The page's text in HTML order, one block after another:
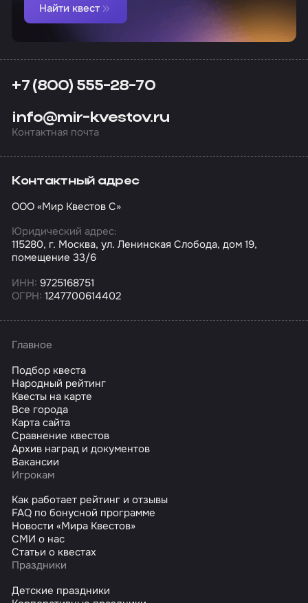
Найти квест
+7 (800) 555-28-70
info@mir-kvestov.ru
Контактная почта
Контактный адрес
ООО «Мир Квестов С»
Юридический адрес:
115280, г. Москва, ул. Ленинская Слобода, дом 19,
помещение 33/6
ИНН: 9725168751
ОГРН: 1247700614402
Главное
Подбор квеста
Народный рейтинг
Квесты на карте
Все города
Карта сайта
Сравнение квестов
Архив наград и документов
Вакансии
Игрокам
Как работает рейтинг и отзывы
FAQ по бонусной программе
Новости «Мира Квестов»
СМИ о нас
Статьи о квестах
Праздники
Детские праздники